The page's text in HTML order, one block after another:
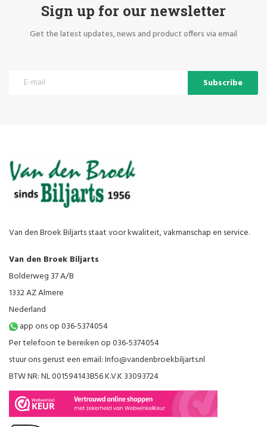
Sign up for our newsletter
Get the latest updates, news and product offers via email
Subscribe
Van den Broek Biljarts staat voor kwaliteit, vakmanschap en service.
Van den Broek Biljarts
Bolderweg 37 A/B
1332 AZ Almere
Nederland
app ons op 036-5374054
Per telefoon te bereiken op 036-5374054
stuur ons gerust een email:Info@vandenbroekbiljarts.nl
BTW NR: NL 001594143B56 K.V.K 33093724